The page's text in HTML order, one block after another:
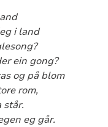
i land
ein gong?
og på blom
rom,
står.
eg går.